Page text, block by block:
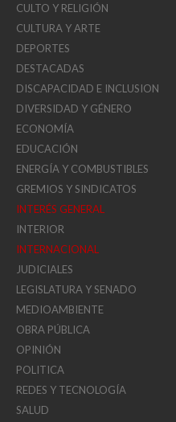
CULTO Y RELIGIÓN
CULTURA Y ARTE
DEPORTES
DESTACADAS
DISCAPACIDAD E INCLUSION
DIVERSIDAD Y GÉNERO
ECONOMÍA
EDUCACIÓN
ENERGÍA Y COMBUSTIBLES
GREMIOS Y SINDICATOS
INTERÉS GENERAL
INTERIOR
INTERNACIONAL
JUDICIALES
LEGISLATURA Y SENADO
MEDIOAMBIENTE
OBRA PÚBLICA
OPINIÓN
POLITICA
REDES Y TECNOLOGÍA
SALUD